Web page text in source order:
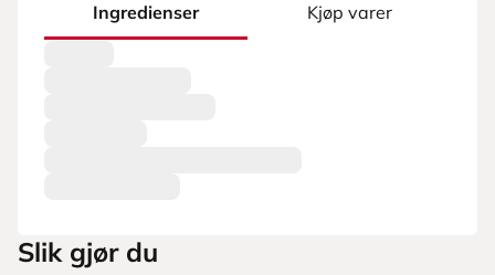
Ingredienser Kjøp varer
Slik gjør du